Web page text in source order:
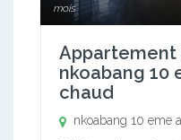
mois
Appartement
nkoabang 10
chaud
nkoabang 10 eme